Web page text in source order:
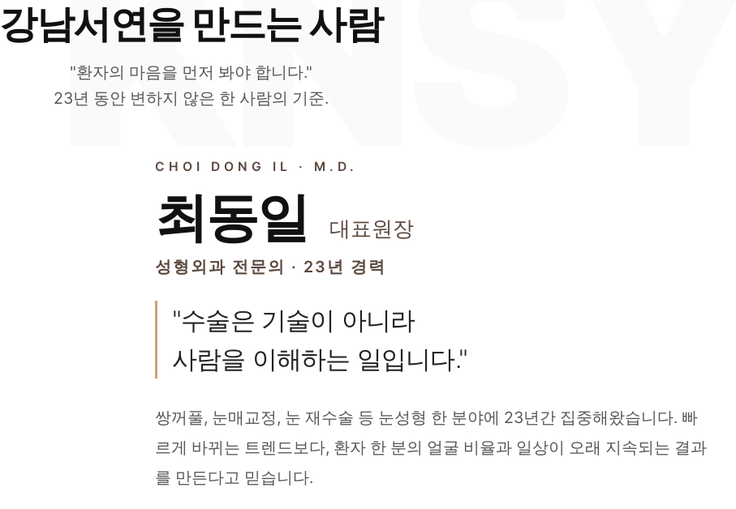
강남서연을 만드는 사람
"환자의 마음을 먼저 봐야 합니다."
23년 동안 변하지 않은 한 사람의 기준.
CHOI DONG IL · M.D.
최동일 대표원장
성형외과 전문의 · 23년 경력
"수술은 기술이 아니라
사람을 이해하는 일입니다."
쌍꺼풀, 눈매교정, 눈 재수술 등 눈성형 한 분야에 23년간 집중해왔습니다. 빠
르게 바뀌는 트렌드보다, 환자 한 분의 얼굴 비율과 일상이 오래 지속되는 결과
를 만든다고 믿습니다.